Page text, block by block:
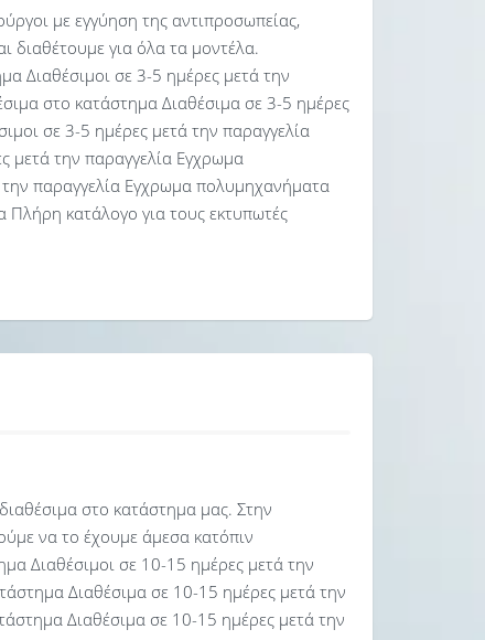
με εγγύηση της αντιπροσωπείας,
διαθέτουμε για όλα τα μοντέλα.
Διαθέσιμοι σε 3-5 ημέρες μετά την
στο κατάστημα Διαθέσιμα σε 3-5 ημέρες
σε 3-5 ημέρες μετά την παραγγελία
μετά την παραγγελία Εγχρωμα
παραγγελία Εγχρωμα πολυμηχανήματα
Πλήρη κατάλογο για τους εκτυπωτές
στο κατάστημα μας. Στην
να το έχουμε άμεσα κατόπιν
Διαθέσιμοι σε 10-15 ημέρες μετά την
Διαθέσιμα σε 10-15 ημέρες μετά την
Διαθέσιμα σε 10-15 ημέρες μετά την